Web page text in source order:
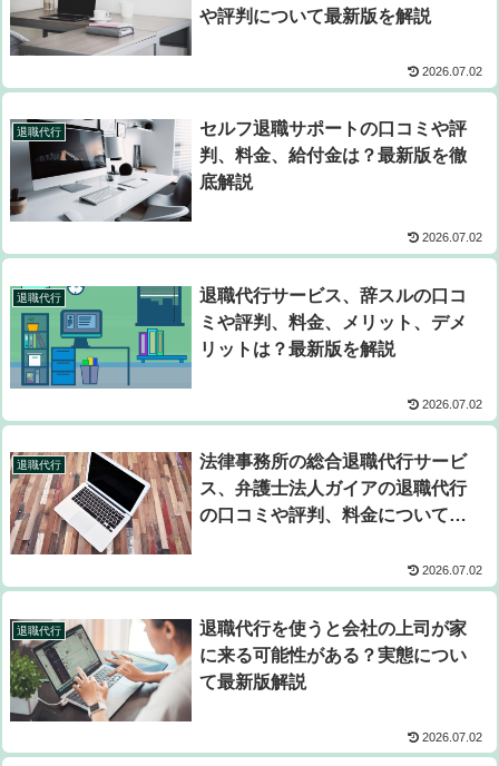
や評判について最新版を解説
2026.07.02
退職代行
セルフ退職サポートの口コミや評
判、料金、給付金は？最新版を徹
底解説
2026.07.02
退職代行
退職代行サービス、辞スルの口コ
ミや評判、料金、メリット、デメ
リットは？最新版を解説
2026.07.02
退職代行
法律事務所の総合退職代行サービ
ス、弁護士法人ガイアの退職代行
の口コミや評判、料金についてお
2026.07.02
退職代行
退職代行を使うと会社の上司が家
に来る可能性がある？実態につい
て最新版解説
2026.07.02